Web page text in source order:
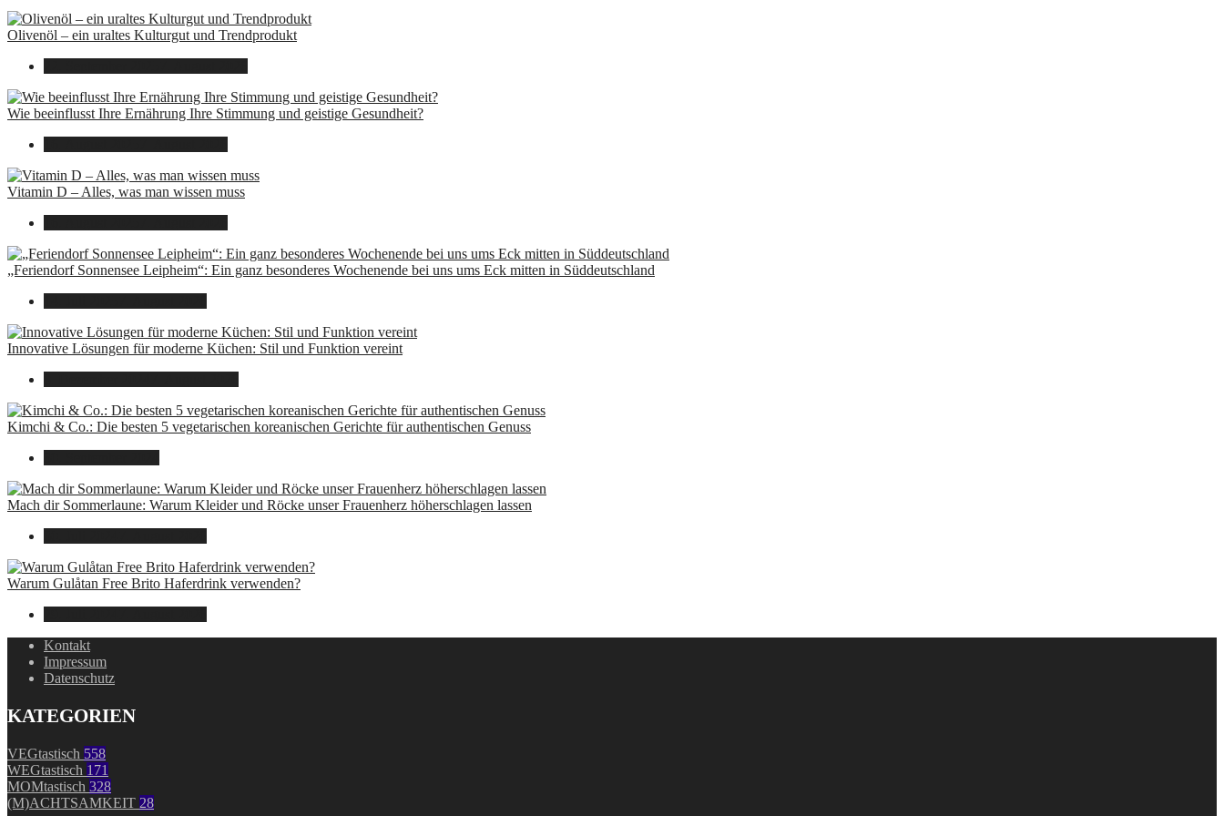
Olivenöl – ein uraltes Kulturgut und Trendprodukt
Wie beeinflusst Ihre Ernährung Ihre Stimmung und geistige Gesundheit?
Vitamin D – Alles, was man wissen muss
„Feriendorf Sonnensee Leipheim“: Ein ganz besonderes Wochenende bei uns ums Eck mitten in Süddeutschland
Innovative Lösungen für moderne Küchen: Stil und Funktion vereint
Kimchi & Co.: Die besten 5 vegetarischen koreanischen Gerichte für authentischen Genuss
Mach dir Sommerlaune: Warum Kleider und Röcke unser Frauenherz höherschlagen lassen
Warum Gulåtan Free Brito Haferdrink verwenden?
Kontakt
Impressum
Datenschutz
KATEGORIEN
VEGtastisch 558
WEGtastisch 171
MOMtastisch 328
(M)ACHTSAMKEIT 28